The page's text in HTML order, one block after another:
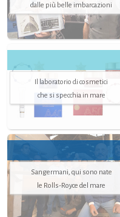
dalle più belle imbarcazioni
Il laboratorio di cosmetici
che si specchia in mare
Sangermani, qui sono nate
le Rolls-Royce del mare